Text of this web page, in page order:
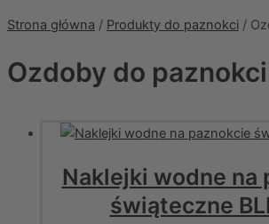
Strona główna / Produkty do paznokci /
Ozdoby do paznokci
Naklejki wodne na
świąteczne